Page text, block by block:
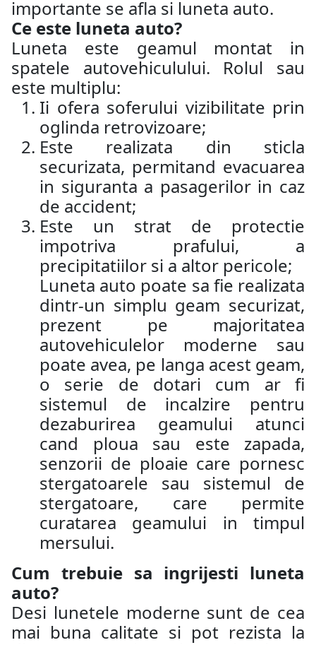
importante se afla si luneta auto.
Ce este luneta auto?
Luneta este geamul montat in
spatele autovehiculului. Rolul sau
este multiplu:
Ii ofera soferului vizibilitate prin
oglinda retrovizoare;
Este realizata din sticla
securizata, permitand evacuarea
in siguranta a pasagerilor in caz
de accident;
Este un strat de protectie
impotriva prafului, a
precipitatiilor si a altor pericole;
Luneta auto poate sa fie realizata
dintr-un simplu geam securizat,
prezent pe majoritatea
autovehiculelor moderne sau
poate avea, pe langa acest geam,
o serie de dotari cum ar fi
sistemul de incalzire pentru
dezaburirea geamului atunci
cand ploua sau este zapada,
senzorii de ploaie care pornesc
stergatoarele sau sistemul de
stergatoare, care permite
curatarea geamului in timpul
mersului.
Cum trebuie sa ingrijesti luneta
auto?
Desi lunetele moderne sunt de cea
mai buna calitate si pot rezista la